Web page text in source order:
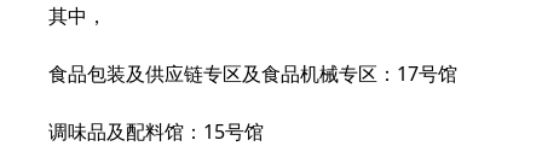
其中，
食品包装及供应链专区及食品机械专区：17号馆
调味品及配料馆：15号馆